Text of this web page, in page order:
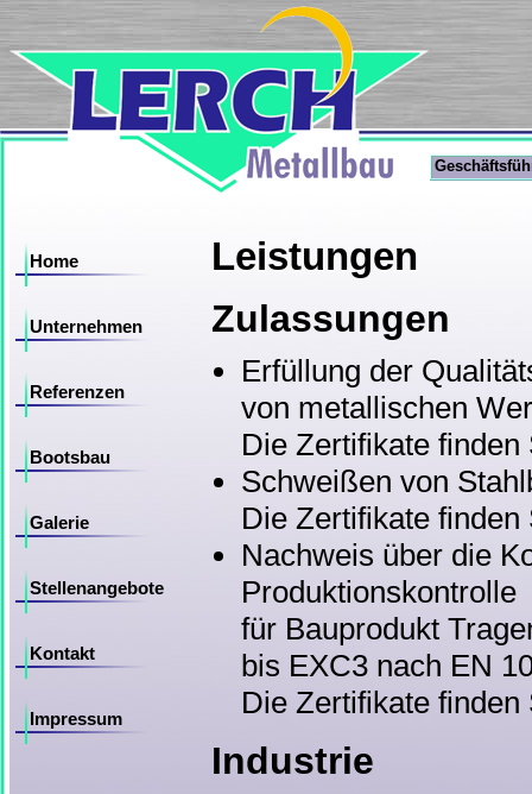
Home
Unternehmen
Referenzen
Bootsbau
Galerie
Stellenangebote
Kontakt
Impressum
Leistungen
Zulassungen
Erfüllung der
von metallischen
Die Zertifikate
Schweißen von
Die Zertifikate
Nachweis über die
Produktionskontrolle
für Bauprodukt
bis EXC3 nach EN
Die Zertifikate
Industrie